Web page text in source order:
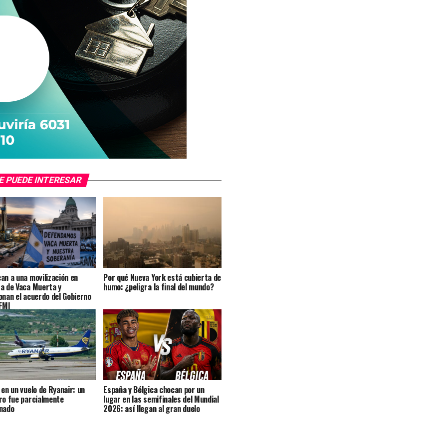
PUEDE INTERESAR
a una movilización en
de Vaca Muerta y
el acuerdo del Gobierno
Por qué Nueva York está cubierta de
humo: ¿peligra la final del mundo?
un vuelo de Ryanair: un
fue parcialmente
España y Bélgica chocan por un
lugar en las semifinales del Mundial
2026: así llegan al gran duelo